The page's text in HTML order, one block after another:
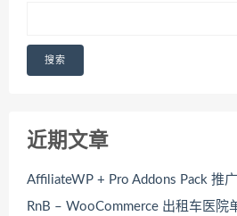
搜索
近期文章
AffiliateWP + Pro Addons Pack 推
RnB – WooCommerce 出租车医院